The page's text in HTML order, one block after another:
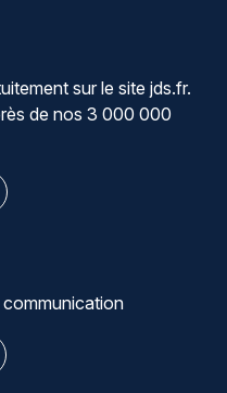
sur le site jds.fr.
de nos 3 000 000